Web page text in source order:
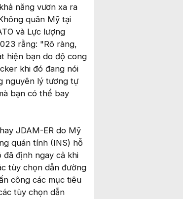
năng vươn xa ra
quân Mỹ tại
và Lực lượng
rằng: "Rõ ràng,
hiện bạn do độ cong
khi đó đang nói
nguyên lý tương tự
bạn có thể bay
JDAM-ER do Mỹ
quán tính (INS) hỗ
định ngay cả khi
tùy chọn dẫn đường
công các mục tiêu
tùy chọn dẫn